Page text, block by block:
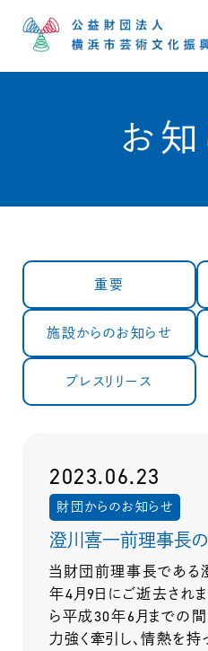
お
重要
施設からのお知らせ
プレスリリース
2023.06.23
財団からのお知らせ
澄川喜一前理事長
当財団前理事長であ
年4月9日にご逝去され
ら平成30年6月までの
力強く牽引し、情熱を